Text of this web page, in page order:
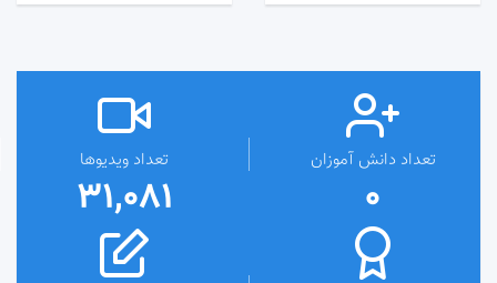
تعداد دانش آموزان
0
تعداد ویدیوها
31,081